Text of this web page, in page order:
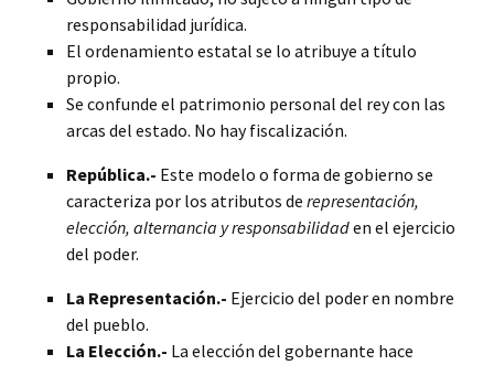
responsabilidad jurídica.
El ordenamiento estatal se lo atribuye a título
propio.
Se confunde el patrimonio personal del rey con las
arcas del estado. No hay fiscalización.
República.- Este modelo o forma de gobierno se
caracteriza por los atributos de representación,
elección, alternancia y responsabilidaden el ejercicio
del poder.
La Representación.- Ejercicio del poder en nombre
del pueblo.
La Elección.- La elección del gobernante hace